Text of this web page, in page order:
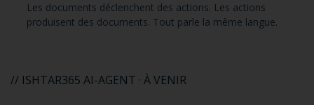
Les documents déclenchent des actions. Les actions
produisent des documents. Tout parle la même langue.
// ISHTAR365 AI-AGENT · À VENIR